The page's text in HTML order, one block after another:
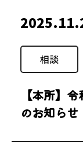
相談
【本所】
のお知らせ